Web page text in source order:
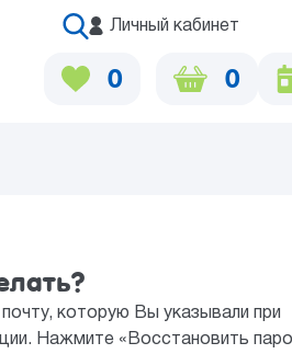
Личный кабинет
0 0
которую Вы указывали при
Нажмите «Восстановить